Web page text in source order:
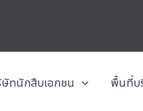
ทนักสืบเอกชน พื้นที่บ